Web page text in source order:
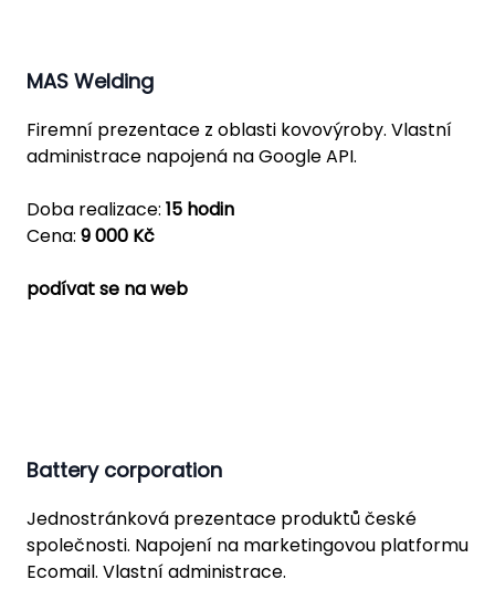
MAS Welding
Firemní prezentace z oblasti kovovýroby. Vlastní
administrace napojená na Google API.
Doba realizace: 15 hodin
Cena: 9 000 Kč
podívat se na web
Battery corporation
Jednostránková prezentace produktů české
společnosti. Napojení na marketingovou platformu
Ecomail. Vlastní administrace.